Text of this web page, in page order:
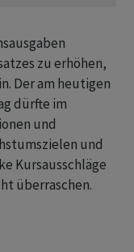
zu erhöhen,
Der am heutigen
dürfte im
und
und
Kursausschläge
überraschen.